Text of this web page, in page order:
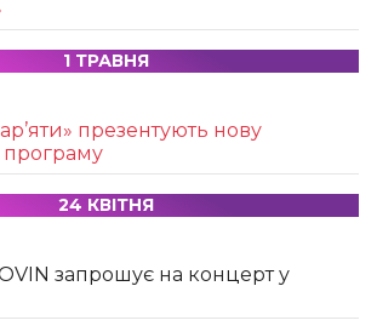
1 ТРАВНЯ
презентують нову
24 КВІТНЯ
запрошує на концерт у